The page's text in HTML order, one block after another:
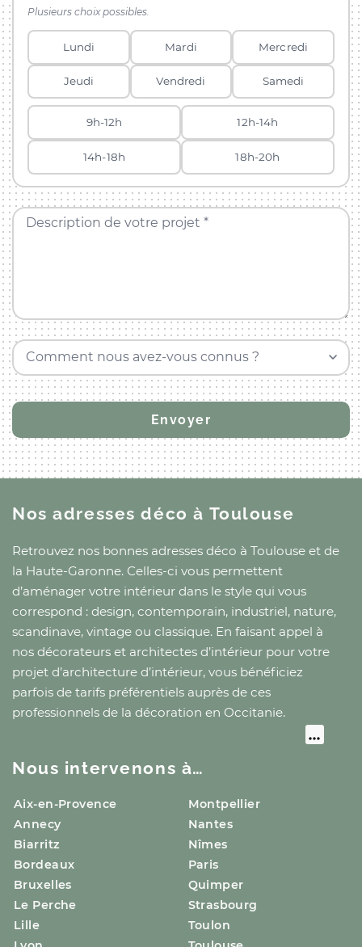
Plusieurs choix possibles.
Lundi Mardi Mercredi
Jeudi Vendredi Samedi
9h-12h 12h-14h
14h-18h 18h-20h
Description de votre projet *
Comment nous avez-vous connus ?
Nos adresses décoà Toulouse
Retrouvez nos bonnes adresses déco à Toulouse et de
la Haute-Garonne. Celles-ci vous permettent
d’aménager votre intérieur dans le style qui vous
correspond : design, contemporain, industriel, nature,
scandinave, vintage ou classique. En faisant appel à
nos décorateurs et architectes d’intérieur pour votre
projet d’architecture d’intérieur, vous bénéficiez
parfois de tarifs préférentiels auprès de ces
professionnels de la décoration en Occitanie.
Nous intervenons à…
Aix-en-Provence
Annecy
Biarritz
Bordeaux
Bruxelles
Le Perche
Lille
Montpellier
Nantes
Nîmes
Paris
Quimper
Strasbourg
Toulon